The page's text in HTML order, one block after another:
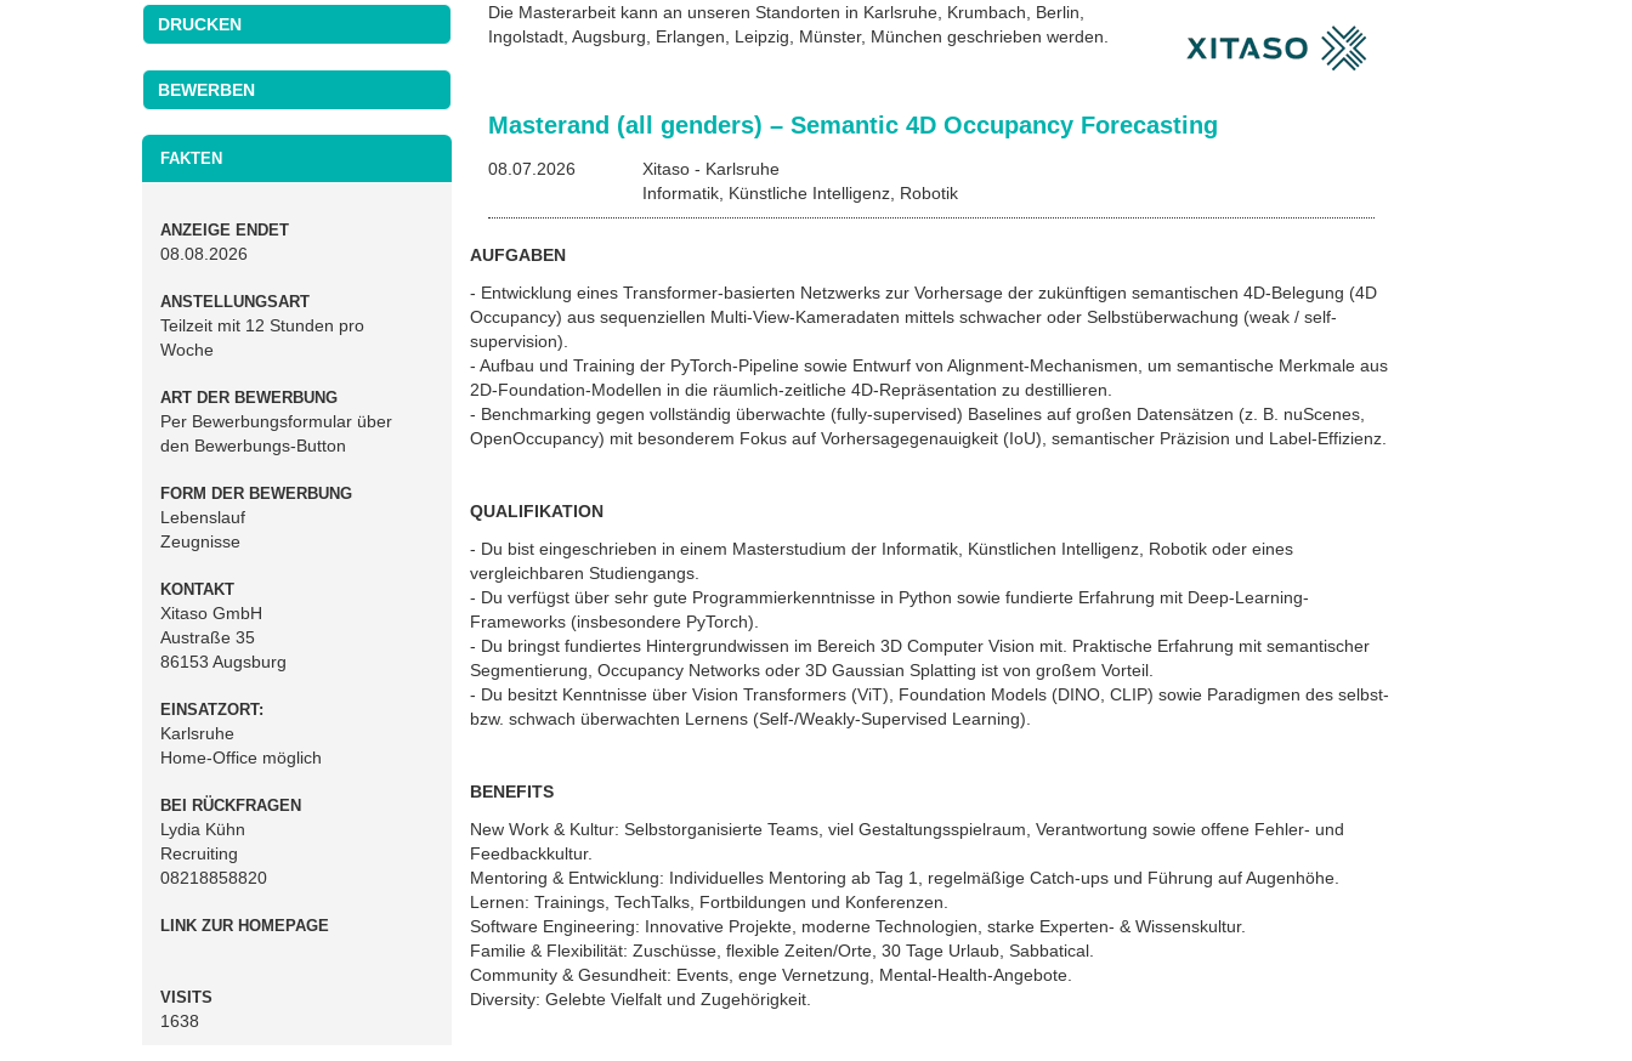
DRUCKEN
FAKTEN
ANZEIGE ENDET
08.08.2026
ANSTELLUNGSART
Teilzeit mit 12 Stunden pro
Woche
ART DER BEWERBUNG
Per Bewerbungsformular über
den Bewerbungs-Button
FORM DER BEWERBUNG
Lebenslauf
Zeugnisse
KONTAKT
Xitaso GmbH
Austraße 35
86153 Augsburg
EINSATZORT:
Karlsruhe
Home-Office möglich
BEI RÜCKFRAGEN
Lydia Kühn
Recruiting
08218858820
LINK ZUR HOMEPAGE
VISITS
1638
Die Masterarbeit kann an unseren Standorten in Karlsruhe, Krumbach, Berlin,
Ingolstadt, Augsburg, Erlangen, Leipzig, Münster, München geschrieben werden.
Masterand (all genders) – Semantic 4D Occupancy Forecasting
08.07.2026
Xitaso - Karlsruhe
Informatik, Künstliche Intelligenz, Robotik
AUFGABEN
- Entwicklung eines Transformer-basierten Netzwerks zur Vorhersage der zukünftigen semantischen 4D-Belegung (4D
Occupancy) aus sequenziellen Multi-View-Kameradaten mittels schwacher oder Selbstüberwachung (weak / self-
supervision).
- Aufbau und Training der PyTorch-Pipeline sowie Entwurf von Alignment-Mechanismen, um semantische Merkmale aus
2D-Foundation-Modellen in die räumlich-zeitliche 4D-Repräsentation zu destillieren.
- Benchmarking gegen vollständig überwachte (fully-supervised) Baselines auf großen Datensätzen (z. B. nuScenes,
OpenOccupancy) mit besonderem Fokus auf Vorhersagegenauigkeit (IoU), semantischer Präzision und Label-Effizienz.
QUALIFIKATION
- Du bist eingeschrieben in einem Masterstudium der Informatik, Künstlichen Intelligenz, Robotik oder eines
vergleichbaren Studiengangs.
- Du verfügst über sehr gute Programmierkenntnisse in Python sowie fundierte Erfahrung mit Deep-Learning-
Frameworks (insbesondere PyTorch).
- Du bringst fundiertes Hintergrundwissen im Bereich 3D Computer Vision mit. Praktische Erfahrung mit semantischer
Segmentierung, Occupancy Networks oder 3D Gaussian Splatting ist von großem Vorteil.
- Du besitzt Kenntnisse über Vision Transformers (ViT), Foundation Models (DINO, CLIP) sowie Paradigmen des selbst-
bzw. schwach überwachten Lernens (Self-/Weakly-Supervised Learning).
BENEFITS
New Work & Kultur: Selbstorganisierte Teams, viel Gestaltungsspielraum, Verantwortung sowie offene Fehler- und
Feedbackkultur.
Mentoring & Entwicklung: Individuelles Mentoring ab Tag 1, regelmäßige Catch-ups und Führung auf Augenhöhe.
Lernen: Trainings, TechTalks, Fortbildungen und Konferenzen.
Software Engineering: Innovative Projekte, moderne Technologien, starke Experten- & Wissenskultur.
Familie & Flexibilität: Zuschüsse, flexible Zeiten/Orte, 30 Tage Urlaub, Sabbatical.
Community & Gesundheit: Events, enge Vernetzung, Mental-Health-Angebote.
Diversity: Gelebte Vielfalt und Zugehörigkeit.